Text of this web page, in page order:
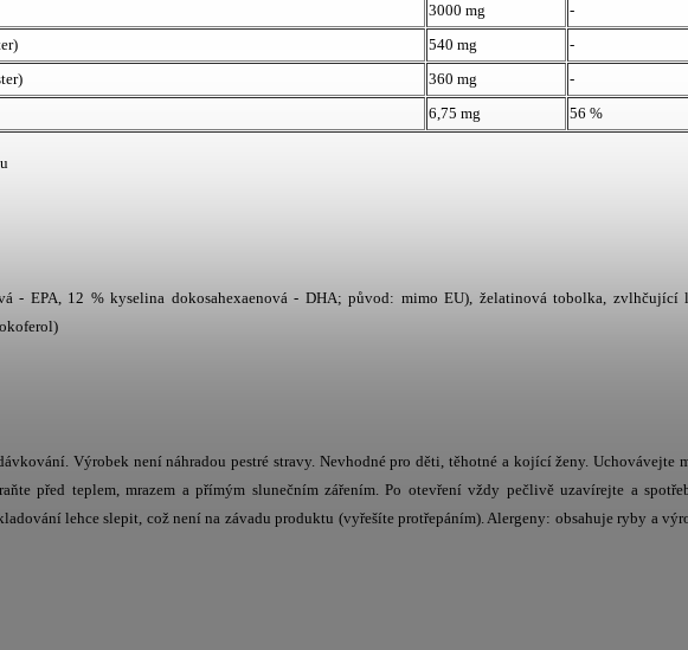
3000 mg
-
540 mg
-
360 mg
-
6,75 mg 56 %
- EPA, 12 % kyselina dokosahexaenová - DHA; původ: mimo EU), želatinová tobolka, zvlhčující
Výrobek není náhradou pestré stravy. Nevhodné pro děti, těhotné a kojící ženy. Uchovávejte
před teplem, mrazem a přímým slunečním zářením. Po otevření vždy pečlivě uzavírejte a
lehce slepit, což není na závadu produktu (vyřešíte protřepáním). Alergeny: obsahuje ryby a